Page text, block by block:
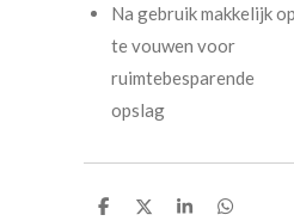
Na gebruik makkelijk op
te vouwen voor
ruimtebesparende
opslag
D
D
S
D